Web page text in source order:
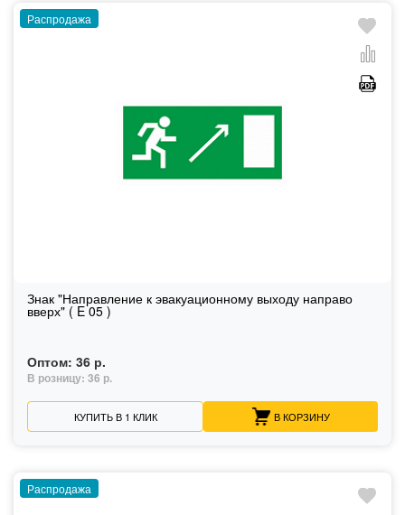
Распродажа
Знак "Направление к эвакуационному выходу направо
вверх" ( E 05 )
Оптом: 36 р.
В розницу: 36 р.
КУПИТЬ В 1 КЛИК В КОРЗИНУ
Распродажа